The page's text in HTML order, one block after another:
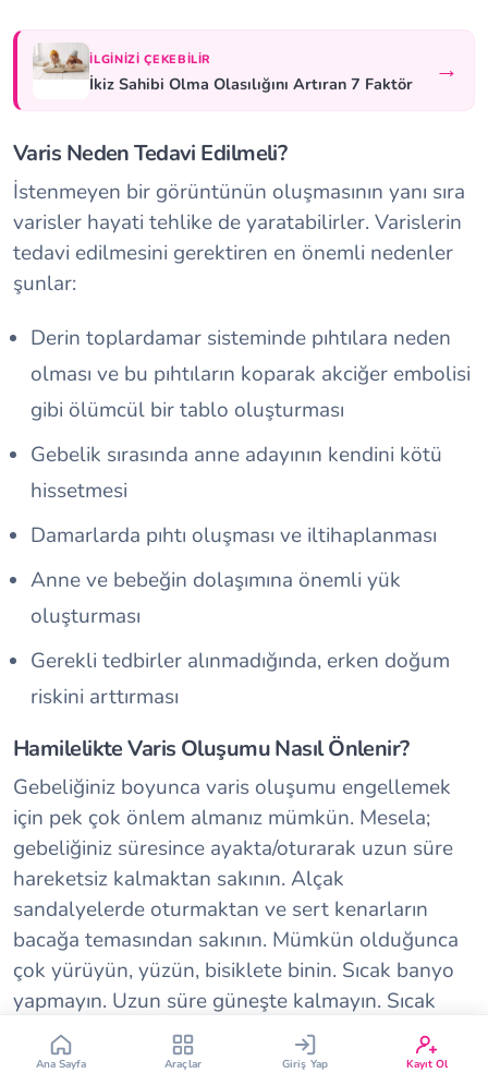
İLGINIZI ÇEKEBILIR
İkiz Sahibi Olma Olasılığını Artıran 7 Faktör →
Varis Neden Tedavi Edilmeli?
İstenmeyen bir görüntünün oluşmasının yanı sıra
varisler hayati tehlike de yaratabilirler. Varislerin
tedavi edilmesini gerektiren en önemli nedenler
şunlar:
Derin toplardamar sisteminde pıhtılara neden
olması ve bu pıhtıların koparak akciğer embolisi
gibi ölümcül bir tablo oluşturması
Gebelik sırasında anne adayının kendini kötü
hissetmesi
Damarlarda pıhtı oluşması ve iltihaplanması
Anne ve bebeğin dolaşımına önemli yük
oluşturması
Gerekli tedbirler alınmadığında, erken doğum
riskini arttırması
Hamilelikte Varis Oluşumu Nasıl Önlenir?
Gebeliğiniz boyunca varis oluşumu engellemek
için pek çok önlem almanız mümkün. Mesela;
gebeliğiniz süresince ayakta/oturarak uzun süre
hareketsiz kalmaktan sakının. Alçak
sandalyelerde oturmaktan ve sert kenarların
bacağa temasından sakının. Mümkün olduğunca
çok yürüyün, yüzün, bisiklete binin. Sıcak banyo
yapmayın. Uzun süre güneşte kalmayın. Sıcak
havalarda veya egzersiz sonrası, ayaklardan
başlayarak bacaklarınızı soğuk su ile ıslatın. Gece
Çin Takvimi Bebek İsim Bulucu
Bebek Burcu Bebek Aşı Takvimi
Vücut Kitle Endeksi Gebelik Hesaplama
Yumurtlama Hesaplama Gebe Sözlüğü
Ana Sayfa Araçlar Giriş Yap Kayıt Ol